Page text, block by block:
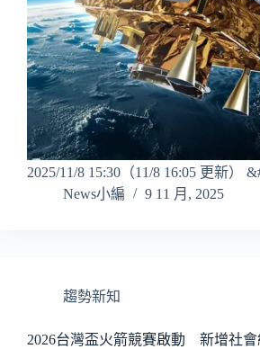
2025/11/8 15:30（11/8 16:05 更新）
News小編
9 11 月, 2025
趨勢新知
2026台灣盃火箭競賽啟動 新增社會